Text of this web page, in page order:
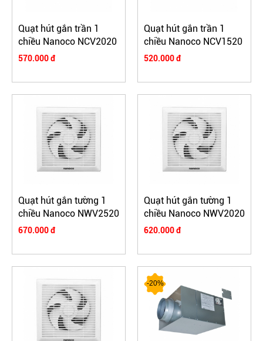
Quạt hút gắn trần 1
chiều Nanoco NCV2020
570.000 đ
Quạt hút gắn trần 1
chiều Nanoco NCV1520
520.000 đ
Quạt hút gắn tường 1
chiều Nanoco NWV2520
670.000 đ
Quạt hút gắn tường 1
chiều Nanoco NWV2020
620.000 đ
-20%